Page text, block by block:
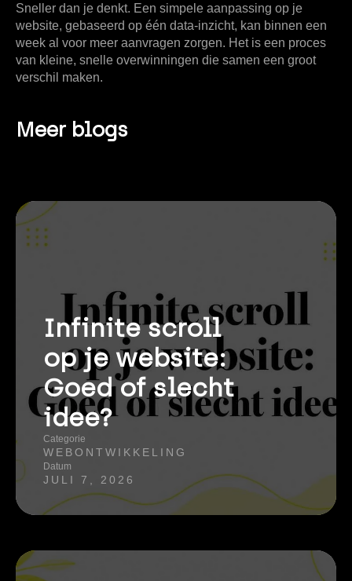
Sneller dan je denkt. Een simpele aanpassing op je
website, gebaseerd op één data-inzicht, kan binnen een
week al voor meer aanvragen zorgen. Het is een proces
van kleine, snelle overwinningen die samen een groot
verschil maken.
Meer blogs
Infinite scroll
op je website:
Goed of slecht
idee?
Categorie
WEBONTWIKKELING
Datum
JULI 7, 2026